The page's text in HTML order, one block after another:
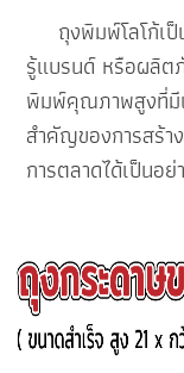
ถุงพิมพ์โลโก้เป็
รู้แบรนด์ หรือผลิ
พิมพ์คุณภาพสูงที่มี
สำคัญของการสร้า
การตลาดได้เป็นอย่